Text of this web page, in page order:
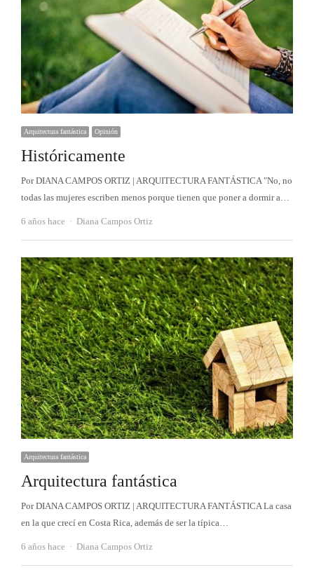
Arquitectura fantástica Opinión
Históricamente
Por DIANA CAMPOS ORTIZ | ARQUITECTURA FANTÁSTICA "No, no
todas las mujeres escriben menos porque tienen que poner a dormir a…
6 años hace Autor
Diana Campos Ortiz
Arquitectura fantástica
Arquitectura fantástica
Por DIANA CAMPOS ORTIZ | ARQUITECTURA FANTÁSTICA La casa
en la que crecí en Costa Rica, además de ser la típica…
6 años hace Autor
Diana Campos Ortiz